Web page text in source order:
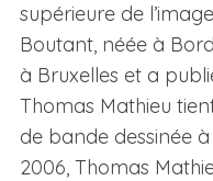
supérieure de
Boutant, néée à
à Bruxelles et a
Thomas Mathieu
de bande dessinée
2006, Thomas